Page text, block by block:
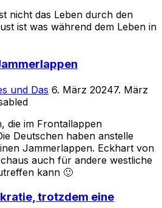
nicht das Leben durch den
ist was während dem Leben in
und Das Posted
6. März 20247. März
die im Frontallappen
Deutschen haben anstelle
Jammerlappen. Eckhart von
auch für andere westliche
kann 🙂
trotzdem eine